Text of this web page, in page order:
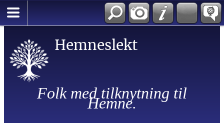
Hemneslekt
Folk med tilknytning til
Hemne.